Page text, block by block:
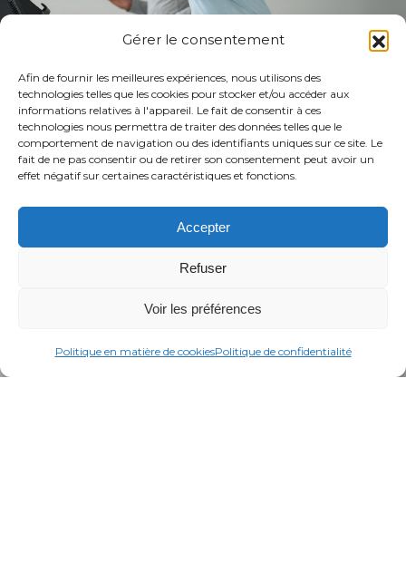
Gérer le consentement
Afin de fournir les meilleures expériences, nous utilisons des
technologies telles que les cookies pour stocker et/ou accéder aux
informations relatives à l'appareil. Le fait de consentir à ces
technologies nous permettra de traiter des données telles que le
comportement de navigation ou des identifiants uniques sur ce site. Le
fait de ne pas consentir ou de retirer son consentement peut avoir un
effet négatif sur certaines caractéristiques et fonctions.
Accepter
Refuser
Voir les préférences
Politique en matière de cookiesPolitique de confidentialité